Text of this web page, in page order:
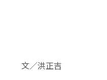
文／洪正吉